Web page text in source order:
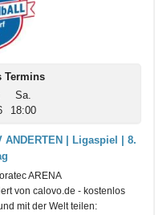
Termins
Sa.
18:00
ANDERTEN | Ligaspiel | 8.
ARENA
von calovo.de - kostenlos
mit der Welt teilen: